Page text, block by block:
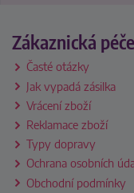
Zákaznická péče
Časté otázky
Jak vypadá zásilka
Vrácení zboží
Reklamace zboží
Typy dopravy
Ochrana osobních
Obchodní podmínky